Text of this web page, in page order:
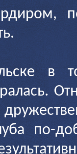
в
по-